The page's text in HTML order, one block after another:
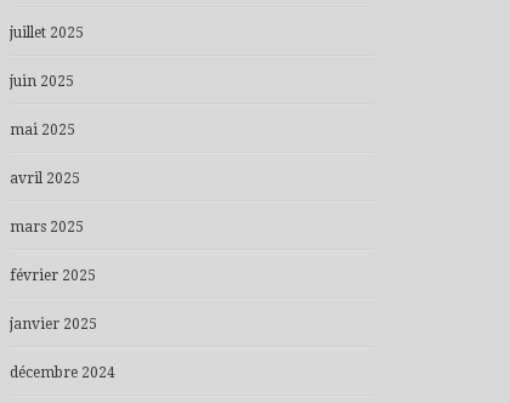
juillet 2025
juin 2025
mai 2025
avril 2025
mars 2025
février 2025
janvier 2025
décembre 2024